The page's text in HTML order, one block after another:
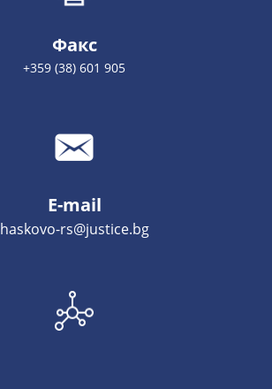
Факс
+359 (38) 601 905
E-mail
haskovo-rs@justice.bg